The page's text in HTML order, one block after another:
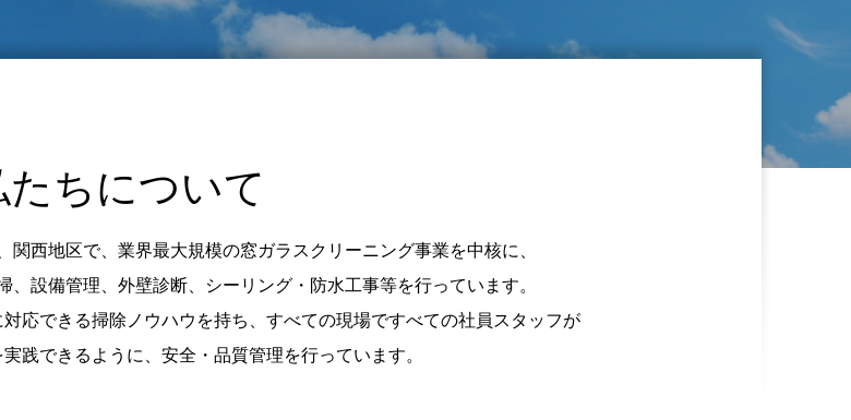
たちについて
西地区で、業界最大規模の窓ガラスクリーニング事業を中核に、
設備管理、外壁診断、シーリング・防水工事等を行っています。
応できる掃除ノウハウを持ち、すべての現場ですべての社員スタッフが
践できるように、安全・品質管理を行っています。